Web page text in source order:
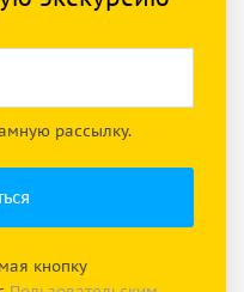
рассылку.
кнопку